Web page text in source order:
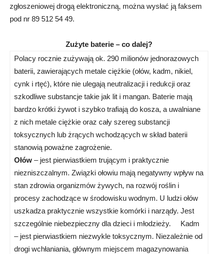
zgłoszeniowej drogą elektroniczną, można wysłać ją faksem
pod nr 89 512 54 49.
Zużyte baterie – co dalej?
Polacy rocznie zużywają ok. 290 milionów jednorazowych
baterii, zawierających metale ciężkie (ołów, kadm, nikiel,
cynk i rtęć), które nie ulegają neutralizacji i redukcji oraz
szkodliwe substancje takie jak lit i mangan. Baterie mają
bardzo krótki żywot i szybko trafiają do kosza, a uwalniane
z nich metale ciężkie oraz cały szereg substancji
toksycznych lub żrących wchodzących w skład baterii
stanowią poważne zagrożenie.
Ołów – jest pierwiastkiem trującym i praktycznie
niezniszczalnym. Związki ołowiu mają negatywny wpływ na
stan zdrowia organizmów żywych, na rozwój roślin i
procesy zachodzące w środowisku wodnym. U ludzi ołów
uszkadza praktycznie wszystkie komórki i narządy. Jest
szczególnie niebezpieczny dla dzieci i młodzieży. Kadm
– jest pierwiastkiem niezwykle toksycznym. Niezależnie od
drogi wchłaniania, głównym miejscem magazynowania